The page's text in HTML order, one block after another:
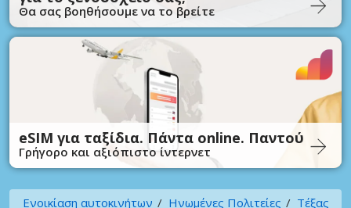
Θα σας βοηθήσουμε να το βρείτε
eSIM για ταξίδια. Πάντα online. Παντού
Γρήγορο και αξιόπιστο ίντερνετ
Ενοικίαση αυτοκινήτων Ηνωμένες Πολιτείες
Τέξας